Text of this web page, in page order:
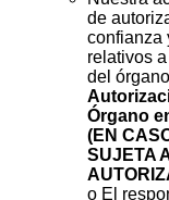
de
confianza
relativos
del
Órgano
(EN
SUJETA
o El